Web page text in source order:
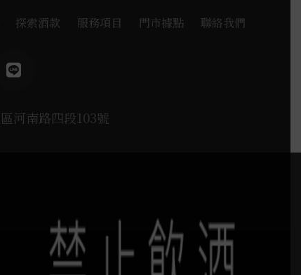
探索酒款 服務項目 門市據點 聯絡我們
河南路四段103號